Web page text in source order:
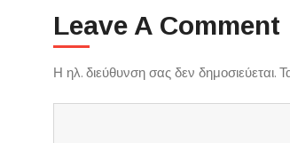
Leave A Comment
Η ηλ. διεύθυνση σας δεν δημοσιεύεται.